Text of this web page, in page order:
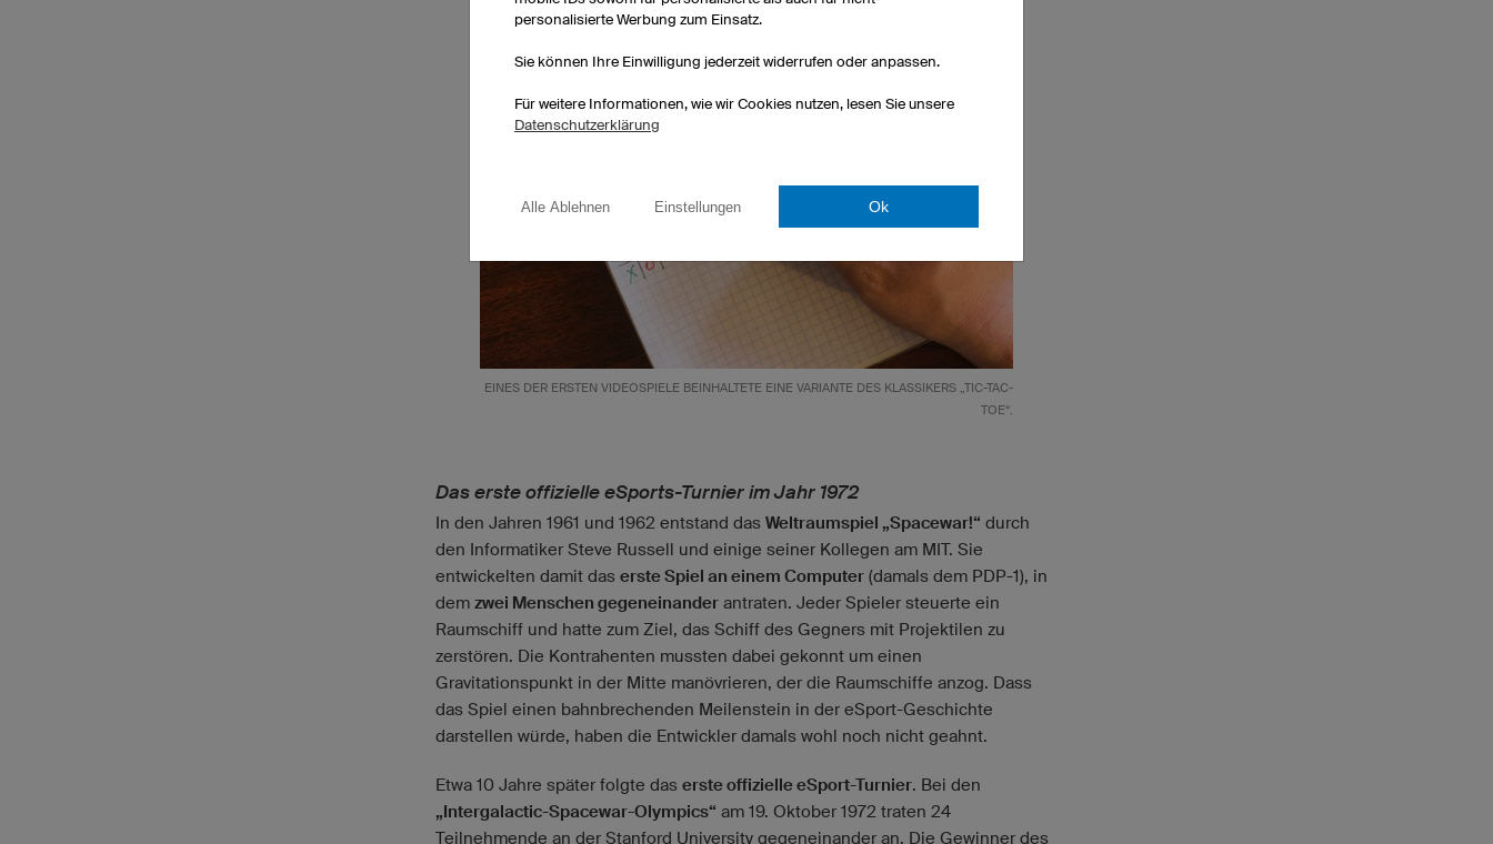
EINES DER ERSTEN VIDEOSPIELE BEINHALTETE EINE VARIANTE DES KLASSIKERS „TIC-TAC-
TOE“.
Das erste offizielle eSports-Turnier im Jahr 1972
In den Jahren 1961 und 1962 entstand das Weltraumspiel „Spacewar!“ durch
den Informatiker Steve Russell und einige seiner Kollegen am MIT. Sie
entwickelten damit das erste Spiel an einem Computer (damals dem PDP-1), in
dem zwei Menschen gegeneinander antraten. Jeder Spieler steuerte ein
Raumschiff und hatte zum Ziel, das Schiff des Gegners mit Projektilen zu
zerstören. Die Kontrahenten mussten dabei gekonnt um einen
Gravitationspunkt in der Mitte manövrieren, der die Raumschiffe anzog. Dass
das Spiel einen bahnbrechenden Meilenstein in der eSport-Geschichte
darstellen würde, haben die Entwickler damals wohl noch nicht geahnt.
Etwa 10 Jahre später folgte das erste offizielle eSport-Turnier. Bei den
„Intergalactic-Spacewar-Olympics“ am 19. Oktober 1972 traten 24
Teilnehmende an der Stanford University gegeneinander an. Die Gewinner des
personalisierte Werbung zum Einsatz.
Sie können Ihre Einwilligung jederzeit widerrufen oder anpassen.
Für weitere Informationen, wie wir Cookies nutzen, lesen Sie unsere
Datenschutzerklärung
Alle Ablehnen Einstellungen Ok